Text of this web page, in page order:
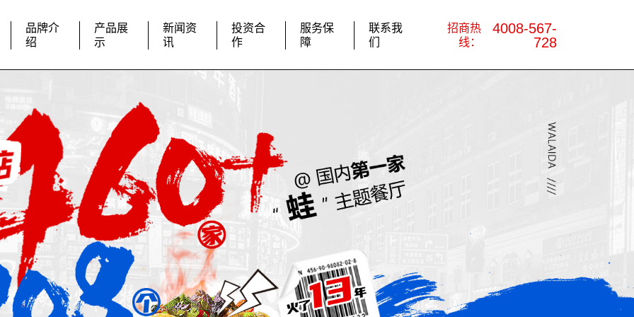
品牌介
绍
产品展
示
新闻资
讯
投资合
作
服务保
障
联系我
们
招商热
线：
4008-567-
728